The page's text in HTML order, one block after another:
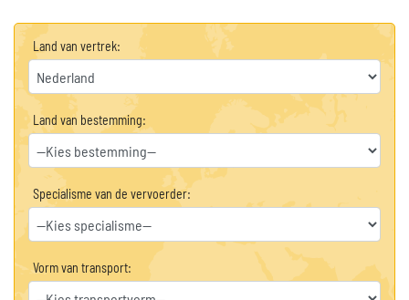
Land van vertrek:
Land van bestemming:
Specialisme van de vervoerder:
Vorm van transport: